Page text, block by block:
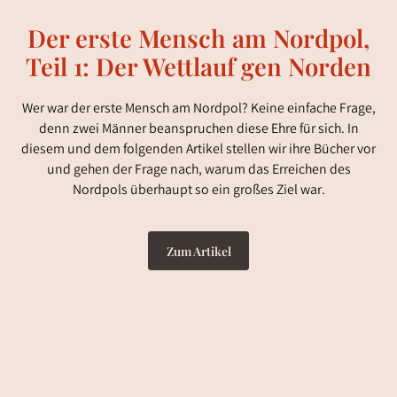
Der erste Mensch am Nordpol,
Teil 1: Der Wettlauf gen Norden
Wer war der erste Mensch am Nordpol? Keine einfache Frage,
denn zwei Männer beanspruchen diese Ehre für sich. In
diesem und dem folgenden Artikel stellen wir ihre Bücher vor
und gehen der Frage nach, warum das Erreichen des
Nordpols überhaupt so ein großes Ziel war.
Zum Artikel